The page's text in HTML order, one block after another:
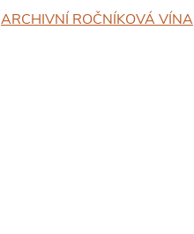
ARCHIVNÍ ROČNÍKOVÁ VÍNA